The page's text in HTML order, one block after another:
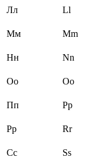
Лл Ll
Мм
Mm
Нн
Nn
Оо
Oo
Пп
Pp
Рр
Rr
Сс
Ss